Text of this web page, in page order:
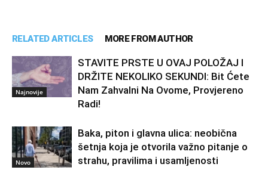
RELATED ARTICLES MORE FROM AUTHOR
Najnovije
STAVITE PRSTE U OVAJ POLOŽAJ I
DRŽITE NEKOLIKO SEKUNDI: Bit Ćete
Nam Zahvalni Na Ovome, Provjereno
Radi!
Novo
Baka, piton i glavna ulica: neobična
šetnja koja je otvorila važno pitanje o
strahu, pravilima i usamljenosti